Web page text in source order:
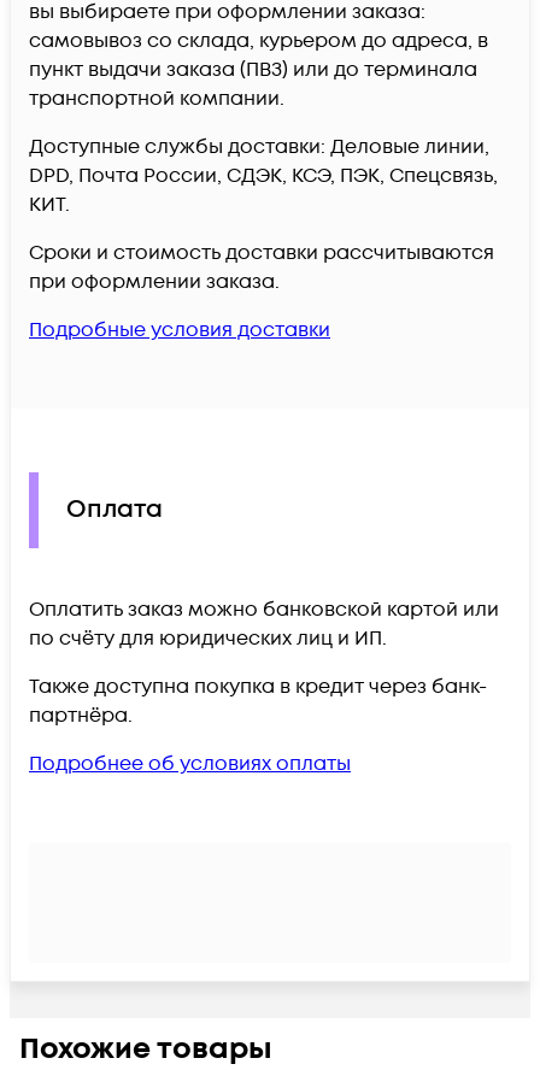
вы выбираете при оформлении заказа:
самовывоз со склада, курьером до адреса, в
пункт выдачи заказа (ПВЗ) или до терминала
транспортной компании.
Доступные службы доставки: Деловые линии,
DPD, Почта России, СДЭК, КСЭ, ПЭК, Спецсвязь,
КИТ.
Сроки и стоимость доставки рассчитываются
при оформлении заказа.
Подробные условия доставки
Оплата
Оплатить заказ можно банковской картой или
по счёту для юридических лиц и ИП.
Также доступна покупка в кредит через банк-
партнёра.
Подробнее об условиях оплаты
Похожие товары